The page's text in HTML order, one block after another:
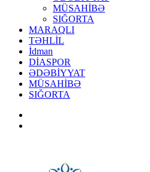
MÜSAHİBƏ
SIĞORTA
MARAQLI
TƏHLİL
İdman
DİASPOR
ƏDƏBİYYAT
MÜSAHİBƏ
SIĞORTA